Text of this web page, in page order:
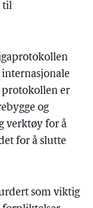
til
protokollen er
og
verktøy for å
for å slutte
som viktig